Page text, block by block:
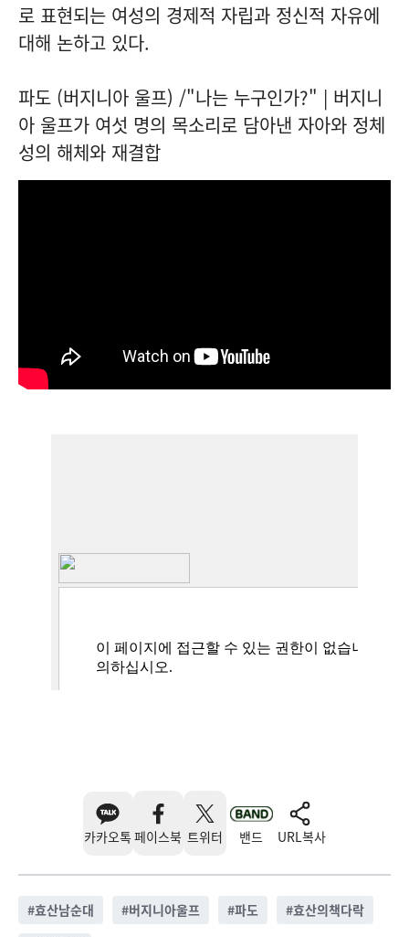
로 표현되는 여성의 경제적 자립과 정신적 자유에
대해 논하고 있다.
파도 (버지니아 울프) /"나는 누구인가?" | 버지니
아 울프가 여섯 명의 목소리로 담아낸 자아와 정체
성의 해체와 재결합
카카오톡 페이스북 트위터 밴드 URL복사
#효산남순대 #버지니아울프 #파도 #효산의책다락